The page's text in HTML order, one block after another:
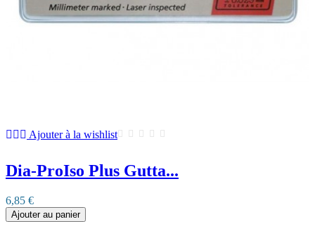
Ajouter à la wishlist
Dia-ProIso Plus Gutta...
6,85 €
Ajouter au panier